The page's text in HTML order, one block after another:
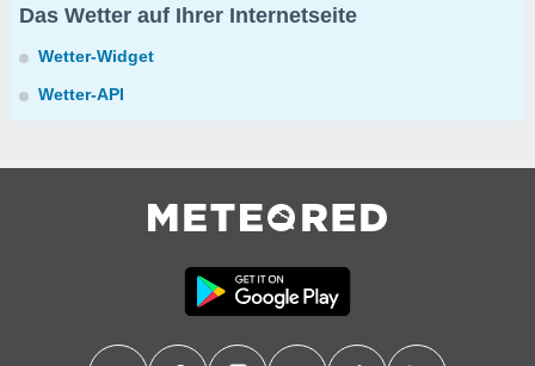
Das Wetter auf Ihrer Internetseite
Wetter-Widget
Wetter-API